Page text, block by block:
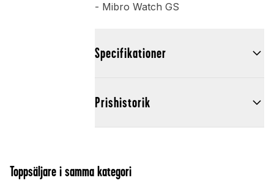
- Mibro Watch GS
Specifikationer
Prishistorik
Toppsäljare i samma kategori